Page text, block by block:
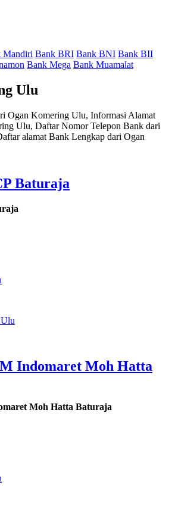
Mandiri Bank BRI Bank BNI Bank BII
Bank Mega Bank Muamalat
Ulu
Ogan Komering Ulu, Informasi Alamat
Ulu, Daftar Nomor Telepon Bank dari
alamat Bank Lengkap dari Ogan
Baturaja
Indomaret Moh Hatta
Moh Hatta Baturaja